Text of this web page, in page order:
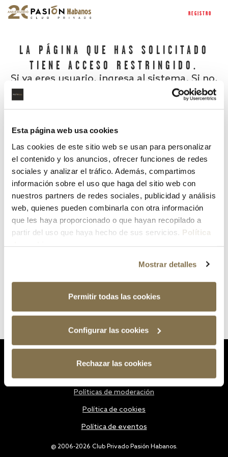
Esta página web usa cookies
Las cookies de este sitio web se usan para personalizar
el contenido y los anuncios, ofrecer funciones de redes
sociales y analizar el tráfico. Además, compartimos
información sobre el uso que haga del sitio web con
nuestros partners de redes sociales, publicidad y análisis
web, quienes pueden combinarla con otra información
que les haya proporcionado o que hayan recopilado a
partir del uso que haya hecho de sus servicios. Política
Mostrar detalles
Permitir todas las cookies
Configurar las cookies
Rechazar las cookies
REGISTRO
LA PÁGINA QUE HAS SOLICITADO
TIENE ACCESO RESTRINGIDO.
Si ya eres usuario, ingresa al sistema. Si no,
¿Has olvidado tu contraseña?
@ 2006-2026 Club Privado Pasión Habanos.
Políticas de moderación
Política de cookies
Política de eventos